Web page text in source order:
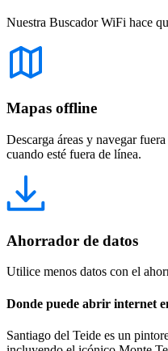
Nuestra Buscador WiFi hace
Mapas offline
Descarga áreas y navegar
cuando esté fuera de línea.
Ahorrador de datos
Utilice menos datos con el
Donde puede abrir internet
Santiago del Teide es un